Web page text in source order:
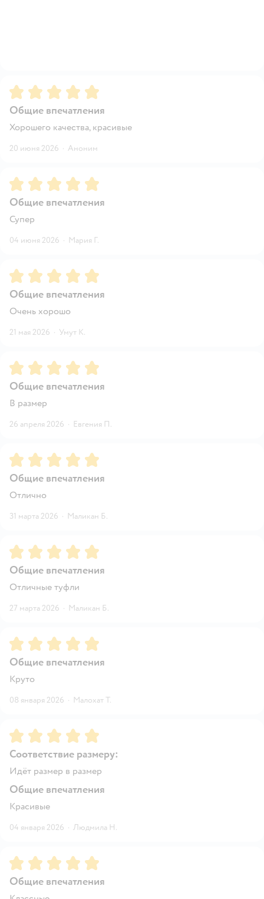
Рейтинг:5
Общие впечатления
Хорошего качества, красивые
20 июня 2026 · Аноним
Рейтинг:5
Общие впечатления
Супер
04 июня 2026 · Мария Г.
Рейтинг:5
Общие впечатления
Очень хорошо
21 мая 2026 · Умут К.
Рейтинг:5
Общие впечатления
В размер
26 апреля 2026 · Евгения П.
Рейтинг:5
Общие впечатления
Отлично
31 марта 2026 · Маликан Б.
Рейтинг:5
Общие впечатления
Отличные туфли
27 марта 2026 · Маликан Б.
Рейтинг:5
Общие впечатления
Круто
08 января 2026 · Малохат Т.
Рейтинг:5
Соответствие размеру:
Идёт размер в размер
Общие впечатления
Красивые
04 января 2026 · Людмила Н.
Рейтинг:5
Общие впечатления